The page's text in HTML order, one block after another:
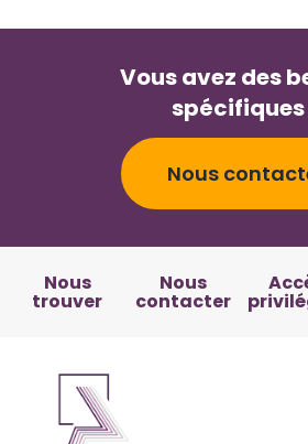
Vous avez des
spécifiques
Nous
Nous
trouver
Nous
contacter